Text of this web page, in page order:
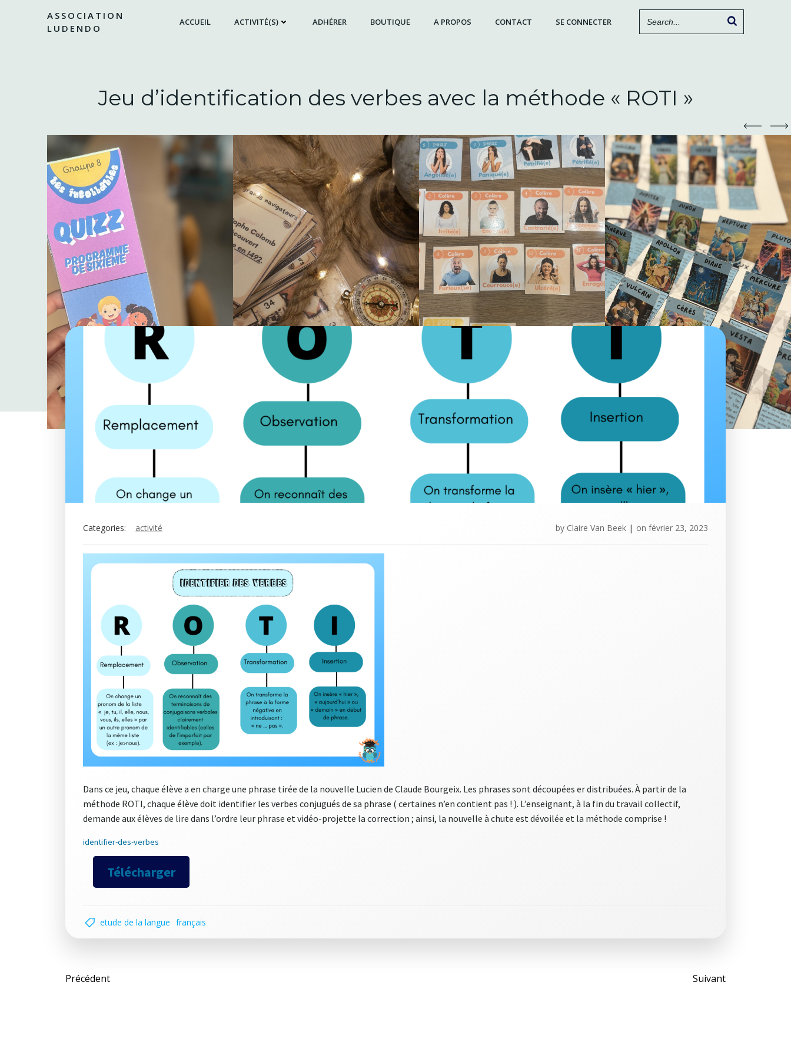
ASSOCIATION
LUDENDO
ACCUEIL ACTIVITÉ(S) ADHÉRER BOUTIQUE A PROPOS CONTACT SE CONNECTER
Jeu d’identification des verbes avec la méthode « ROTI »
Categories: activité by Claire Van Beek | on février 23, 2023
Dans ce jeu, chaque élève a en charge une phrase tirée de la nouvelle Lucien de Claude Bourgeix. Les phrases sont découpées er distribuées. À partir de la
méthode ROTI, chaque élève doit identifier les verbes conjugués de sa phrase ( certaines n’en contient pas ! ). L’enseignant, à la fin du travail collectif,
demande aux élèves de lire dans l’ordre leur phrase et vidéo-projette la correction ; ainsi, la nouvelle à chute est dévoilée et la méthode comprise !
identifier-des-verbes
Télécharger
etude de la langue français
Post
Précédent
Post
Suivant